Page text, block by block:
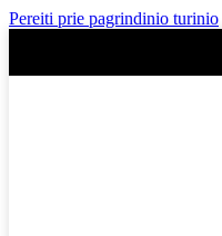
Pereiti prie pagrindinio turinio